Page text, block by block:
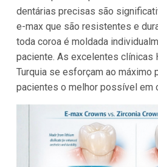
dentárias precisas são
e-max que são resistentes e
toda coroa é moldada
paciente. As excelentes clínicas
Turquia se esforçam ao máximo
pacientes o melhor possível em